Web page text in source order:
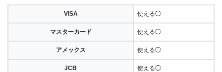
VISA 使える◯
マスターカード 使える◯
アメックス 使える◯
JCB 使える◯